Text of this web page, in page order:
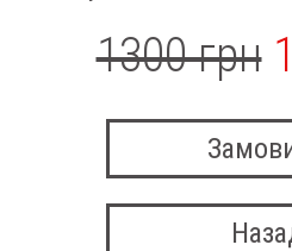
1300 грн